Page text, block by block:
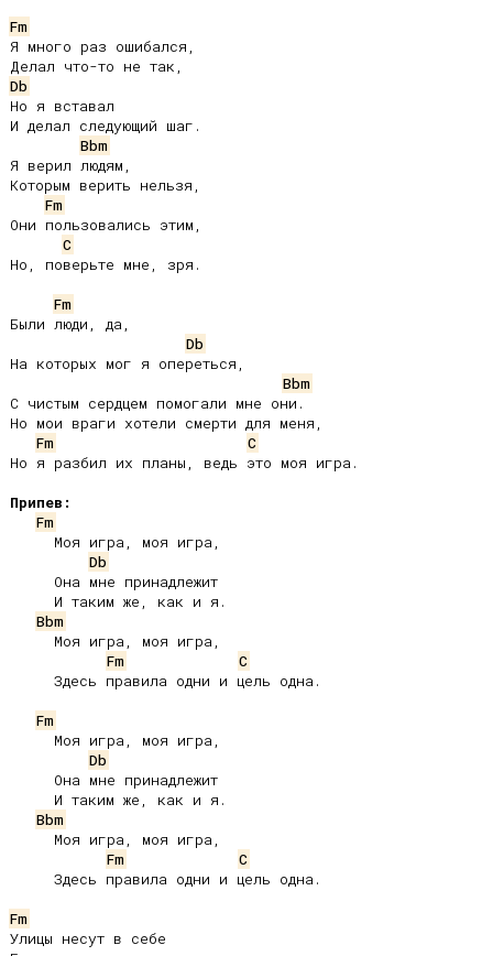
Fm
Я много раз ошибался,
Db
Но я вставал
И делал следующий шаг.
Bbm
Я верил людям,
Которым верить нельзя,
Fm
Они пользовались этим,
C
Но, поверьте мне, зря.
Fm
Были люди, да,
Db
На которых мог я опереться,
Bbm
С чистым сердцем помогали мне они.
Но мои враги хотели смерти для меня,
Fm
C
Но я разбил их планы, ведь это моя игра.
Припев:
Fm
Db
Bbm
Fm
C
Fm
Db
Bbm
Fm
C
Fm
Улицы несут в себе